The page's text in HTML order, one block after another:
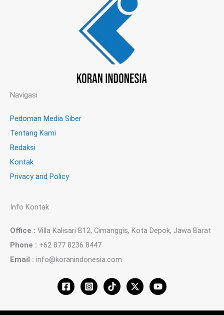
Navigasi
Pedoman Media Siber
Tentang Kami
Redaksi
Kontak
Privacy and Policy
Info Kontak
Office : Villa Kalisari B12, Cimanggis, Kota Depok, Jawa Barat
Phone : +62 877 8236 8447
Email : info@koranindonesia.com